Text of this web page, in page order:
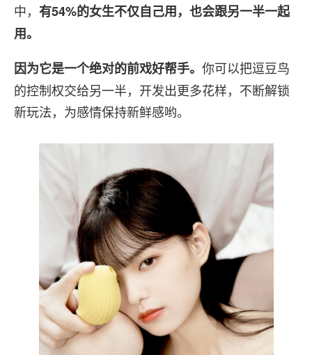
中， 有54%的女生不仅自己用，也会跟另一半一起
用。
因为它是一个绝对的前戏好帮手。 你可以把逗豆鸟
的控制权交给另一半，开发出更多花样，不断解锁
新玩法，为感情保持新鲜感哟。